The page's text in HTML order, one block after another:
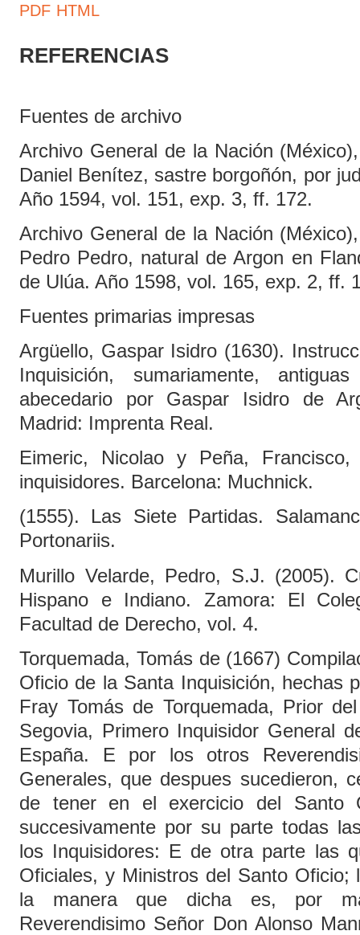
PDF HTML
REFERENCIAS
Fuentes de archivo
Archivo General de la Nación
Daniel Benítez, sastre borgoñón, por
Año 1594, vol. 151, exp. 3, ff. 172.
Archivo General de la Nación
Pedro Pedro, natural de Argon en
de Ulúa. Año 1598, vol. 165, exp. 2, ff.
Fuentes primarias impresas
Argüello, Gaspar Isidro (1630).
Inquisición, sumariamente,
abecedario por Gaspar Isidro de
Madrid: Imprenta Real.
Eimeric, Nicolao y Peña,
inquisidores. Barcelona: Muchnick.
(1555). Las Siete Partidas.
Portonariis.
Murillo Velarde, Pedro, S.J. (2005).
Hispano e Indiano. Zamora: El
Facultad de Derecho, vol. 4.
Torquemada, Tomás de (1667)
Oficio de la Santa Inquisición, hechas
Fray Tomás de Torquemada, Prior
Segovia, Primero Inquisidor General
España. E por los otros
Generales, que despues sucedieron,
de tener en el exercicio del Santo
succesivamente por su parte todas
los Inquisidores: E de otra parte las
Oficiales, y Ministros del Santo Oficio;
la manera que dicha es, por
Reverendisimo Señor Don Alonso